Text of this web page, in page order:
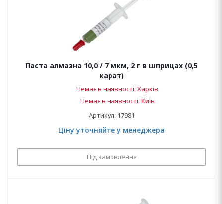
Паста алмазна 10,0 / 7 мкм, 2 г в шприцах (0,5
карат)
Немає в наявності: Харків
Немає в наявності: Київ
Артикул: 17981
Ціну уточняйте у менеджера
Під замовлення